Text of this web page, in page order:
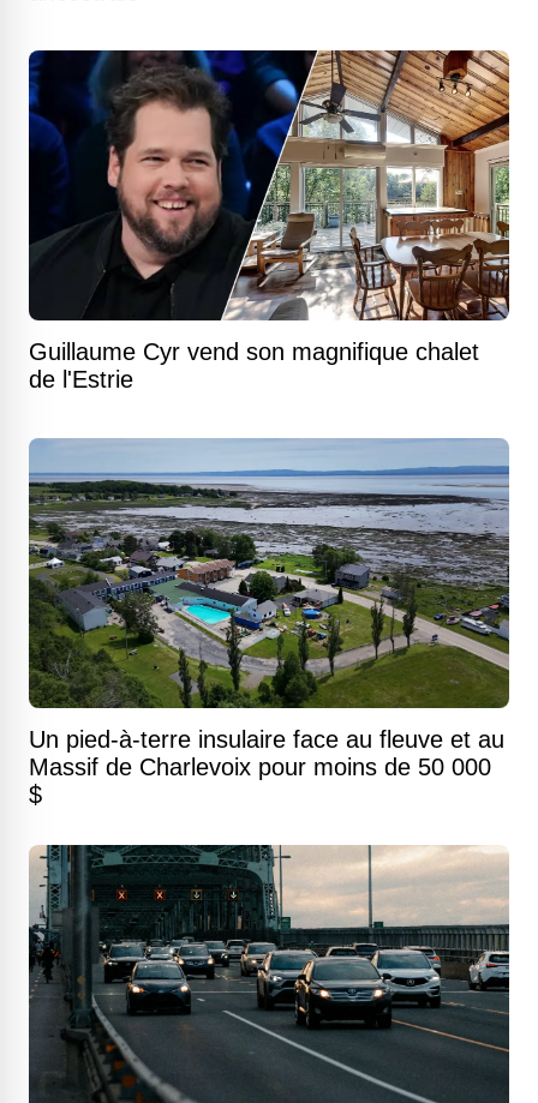
Guillaume Cyr vend son magnifique chalet
de l'Estrie
Un pied-à-terre insulaire face au fleuve et au
Massif de Charlevoix pour moins de 50 000
$